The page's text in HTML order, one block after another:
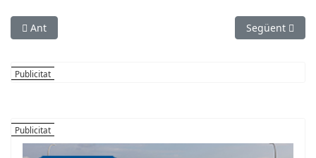
Article anterior: ESPORTS (WATERPOLO, DIVISIÓ D’HONOR
Ant Article
Següent